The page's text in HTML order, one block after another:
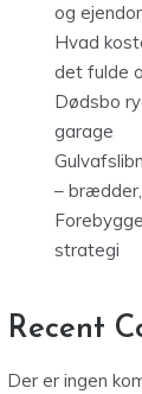
og
Hvad
det fulde
Dødsbo
garage
–
strategi
Recent
Der er ingen